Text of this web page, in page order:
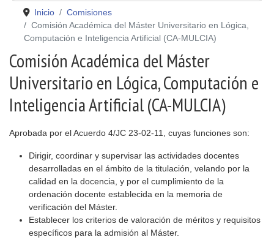
Inicio
Comisiones
Comisión Académica del Máster Universitario en Lógica,
Computación e Inteligencia Artificial (CA-MULCIA)
Comisión Académica del Máster
Universitario en Lógica, Computación e
Inteligencia Artificial (CA-MULCIA)
Aprobada por el Acuerdo 4/JC 23-02-11, cuyas funciones son:
Dirigir, coordinar y supervisar las actividades docentes
desarrolladas en el ámbito de la titulación, velando por la
calidad en la docencia, y por el cumplimiento de la
ordenación docente establecida en la memoria de
verificación del Máster.
Establecer los criterios de valoración de méritos y requisitos
específicos para la admisión al Máster.